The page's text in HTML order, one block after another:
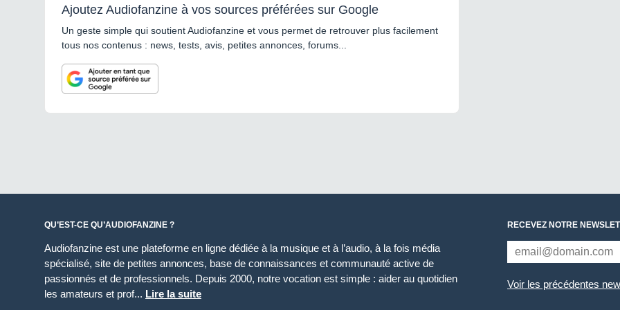
Ajoutez Audiofanzine à vos sources préférées sur Google
Un geste simple qui soutient Audiofanzine et vous permet de retrouver plus facilement
tous nos contenus : news, tests, avis, petites annonces, forums...
QU’EST-CE QU’AUDIOFANZINE ?
Audiofanzine est une plateforme en ligne dédiée à la musique et à l’audio, à la fois média
spécialisé, site de petites annonces, base de connaissances et communauté active de
passionnés et de professionnels. Depuis 2000, notre vocation est simple : aider au quotidien
les amateurs et prof... Lire la suite
RECEVEZ NOTRE
Voir les précédentes